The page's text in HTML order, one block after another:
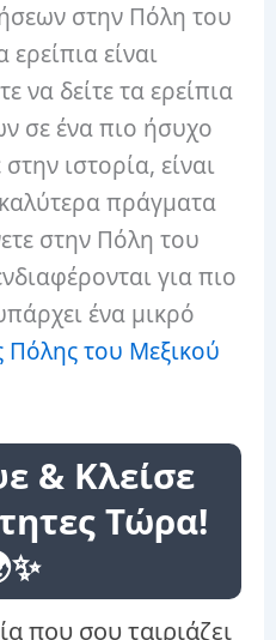
στην Πόλη του
είναι
να δείτε τα ερείπια
σε ένα πιο ήσυχο
ιστορία, είναι
πράγματα
στην Πόλη του
για πιο
ένα μικρό
Πόλης του Μεξικού
& Κλείσε
Τώρα!
που σου ταιριάζει